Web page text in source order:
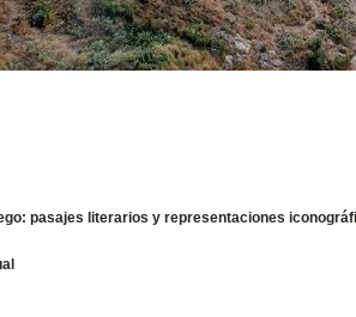
pasajes literarios y representaciones